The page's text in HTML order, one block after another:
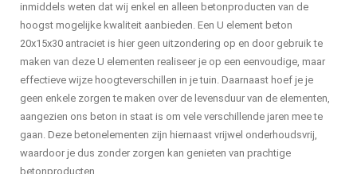
inmiddels weten dat wij enkel en alleen betonproducten van de
hoogst mogelijke kwaliteit aanbieden. Een U element beton
20x15x30 antraciet is hier geen uitzondering op en door gebruik te
maken van deze U elementen realiseer je op een eenvoudige, maar
effectieve wijze hoogteverschillen in je tuin. Daarnaast hoef je je
geen enkele zorgen te maken over de levensduur van de elementen,
aangezien ons beton in staat is om vele verschillende jaren mee te
gaan. Deze betonelementen zijn hiernaast vrijwel onderhoudsvrij,
waardoor je dus zonder zorgen kan genieten van prachtige
betonproducten.